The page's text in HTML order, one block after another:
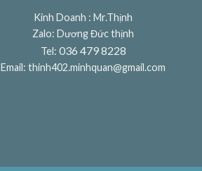
Kinh Doanh : Mr.Thịnh
Zalo: Dương Đức thịnh
Tel: 036 479 8228
Email:thinh402.minhquan@gmail.com